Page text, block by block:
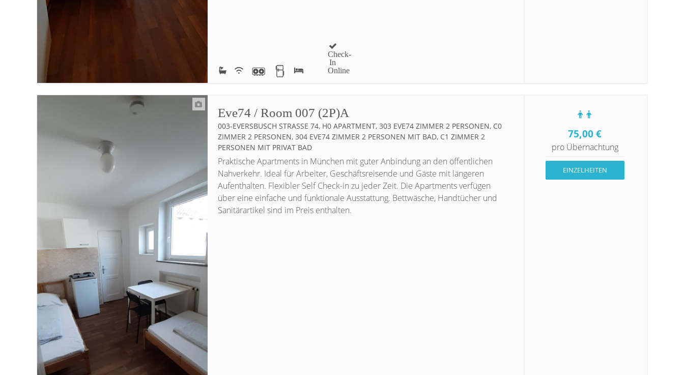
Check-
In
Online
Eve74 / Room 007 (2P)A
003-EVERSBUSCH STRASSE 74, H0 APARTMENT, 303 EVE74 ZIMMER 2 PERSONEN, C0 Z
IMMER 2 PERSONEN, 304 EVE74 ZIMMER 2 PERSONEN MIT BAD, C1 ZIMMER 2 P
ERSONEN MIT PRIVAT BAD
Praktische Apartments in München mit guter Anbindung an den öffentlichen
Nahverkehr. Ideal für Arbeiter, Geschäftsreisende und Gäste mit längeren
Aufenthalten. Flexibler Self Check-in zu jeder Zeit. Die Apartments verfügen
über eine einfache und funktionale Ausstattung. Bettwäsche, Handtücher und
Sanitärartikel sind im Preis enthalten.
75,00€
pro Übernachtung
EINZELHEITEN